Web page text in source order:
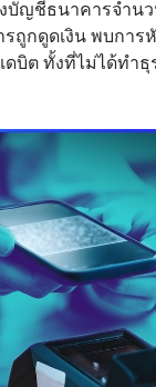
บัญชีธนาคารจำน
รถูกดูดเงิน พบกา
ดบิต ทั้งที่ไม่ได้ทำ